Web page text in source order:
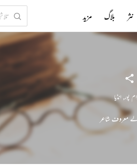
پور, انڈیا
معروف شاعر
نثر بلاگ مزید